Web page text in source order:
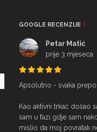
GOOGLE RECENZIJE
Petar Matić
prije 3 mjeseca
Apsolutno - svaka
Kao aktivni trkač došao
sam u fazi gdje sam
mislio da moj povratak